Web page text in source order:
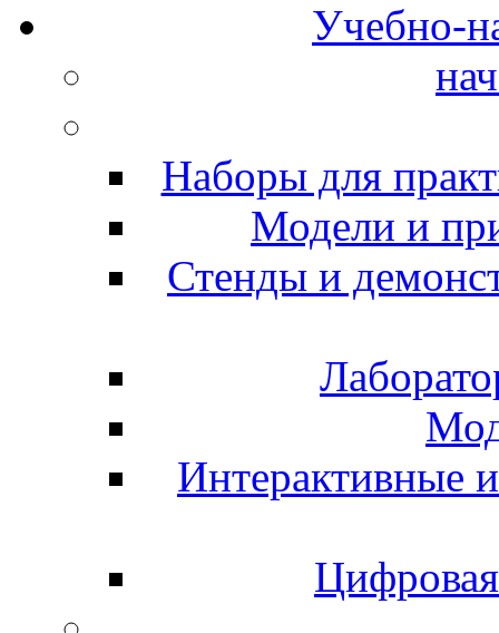
Учебно-
Наборы для
Модели и
Стенды и
Интерактивные